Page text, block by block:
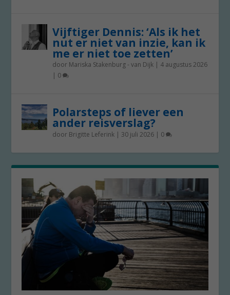
Vijftiger Dennis: ‘Als ik het
nut er niet van inzie, kan ik
me er niet toe zetten’
door Mariska Stakenburg - van Dijk | 4 augustus 2026
| 0
Polarsteps of liever een
ander reisverslag?
door Brigitte Leferink | 30 juli 2026 | 0